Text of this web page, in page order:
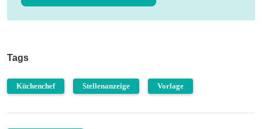
Tags
Küchenchef Stellenanzeige Vorlage